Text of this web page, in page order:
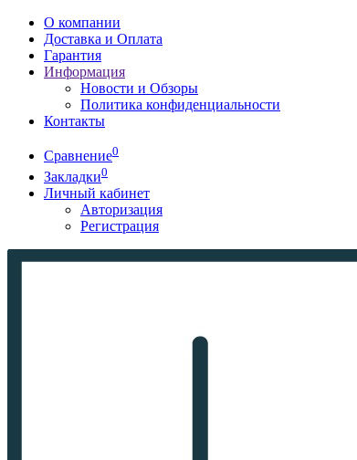
О компании
Доставка и Оплата
Гарантия
Информация
Новости и Обзоры
Политика конфиденциальности
Контакты
Сравнение0
Закладки0
Личный кабинет
Авторизация
Регистрация